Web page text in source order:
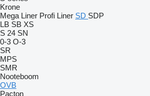
Krone
Mega Liner Profi Liner SD SDP
LB SB XS
S 24 SN
0-3 O-3
SR
MPS
SMR
Nooteboom
OVB
Pacton